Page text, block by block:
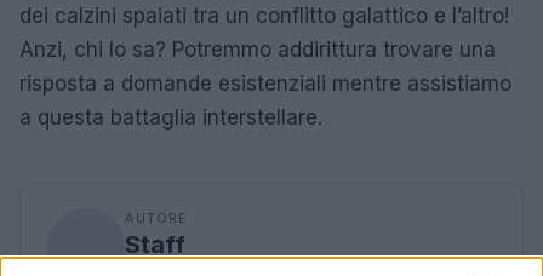
dei calzini spaiati tra un conflitto galattico e l’altro!
Anzi, chi lo sa? Potremmo addirittura trovare una
risposta a domande esistenziali mentre assistiamo
a questa battaglia interstellare.
AUTORE
Staff